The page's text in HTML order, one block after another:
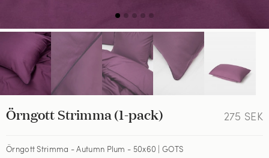
275 SEK
Örngott Strimma (1-pack)
Örngott Strimma - Autumn Plum - 50x60 | GOTS